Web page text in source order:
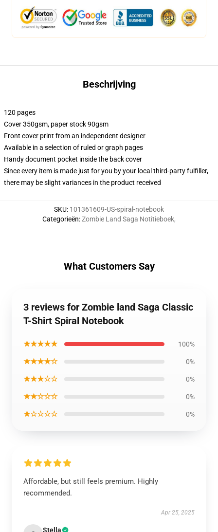
Beschrijving
120 pages
Cover 350gsm, paper stock 90gsm
Front cover print from an independent designer
Available in a selection of ruled or graph pages
Handy document pocket inside the back cover
Since every item is made just for you by your local third-party fulfiller,
there may be slight variances in the product received
SKU: 101361609-US-spiral-notebook
Categorieën:Zombie Land Saga Notitieboek,
What Customers Say
3 reviews for Zombie land Saga Classic
T-Shirt Spiral Notebook
★★★★★ 100%
★★★★☆ 0%
★★★☆☆ 0%
★★☆☆☆ 0%
★☆☆☆☆ 0%
Affordable, but still feels premium. Highly
recommended.
Apr 25, 2025
Stella